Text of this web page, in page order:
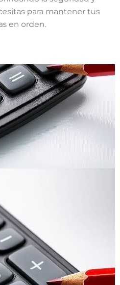
para mantener tus
en orden.